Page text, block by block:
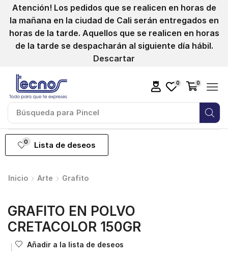
Atención! Los pedidos que se realicen en horas de
la mañana en la ciudad de Cali serán entregados en
horas de la tarde. Aquellos que se realicen en horas
de la tarde se despacharán al siguiente día hábil.
Descartar
Búsqueda para Pincel
0 0
0 Lista de deseos
Inicio Arte Grafito
GRAFITO EN POLVO
CRETACOLOR 150GR
Añadir a la lista de deseos